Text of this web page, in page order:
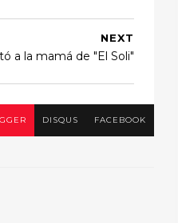
NEXT
a la mamá de "El Soli"
DISQUS FACEBOOK